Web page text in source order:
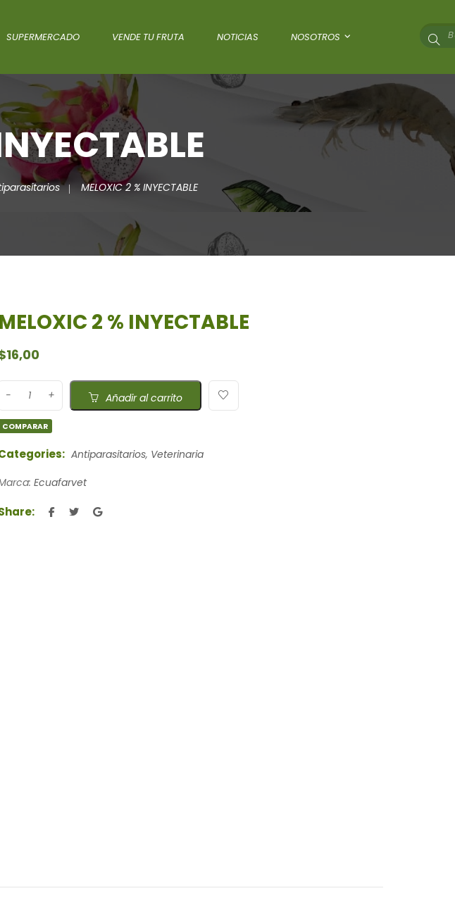
SUPERMERCADO VENDE TU FRUTA NOTICIAS NOSOTROS
MELOXIC 2 % INYECTABLE
MELOXIC 2 % INYECTABLE
16,00
Añadir al carrito
COMPARAR
Antiparasitarios, Veterinaria
Ecuafarvet